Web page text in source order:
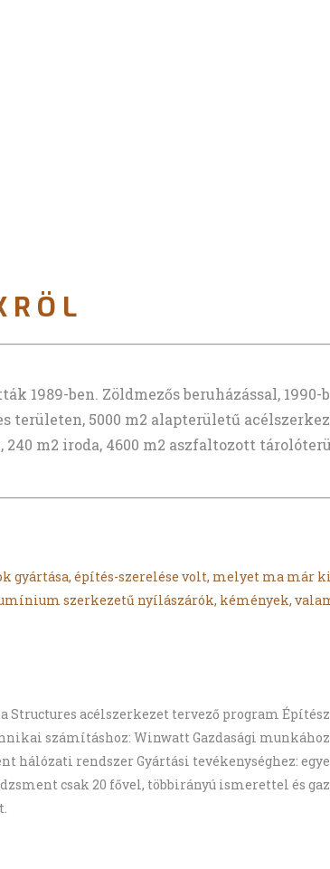
1989-ben. Zöldmezős beruházással,
területen, 5000 m2 alapterületű
m2 iroda, 4600 m2 aszfaltozott
gyártása, építés-szerelése volt, melyet ma már
szerkezetű nyílászárók, kémények,
acélszerkezet tervező program
számításhoz: Winwatt Gazdasági
rendszer Gyártási tevékenységhez:
csak 20 fővel, többirányú ismerettel és